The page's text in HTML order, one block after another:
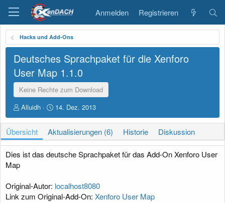
Anmelden Registrieren
Hacks und Add-Ons
Deutsches Sprachpaket für die Xenforo
User Map 1.1.0
Keine Rechte zum Download
A
u
t
o
r
Alluidh
D
a
t
u
m
E
e
l
14. Dez. 2013
Übersicht Aktualisierungen (6) Historie Diskussion
Dies ist das deutsche Sprachpaket für das Add-On Xenforo User
Map
Original-Autor: localhost8080
Link zum Original-Add-On: Xenforo User Map